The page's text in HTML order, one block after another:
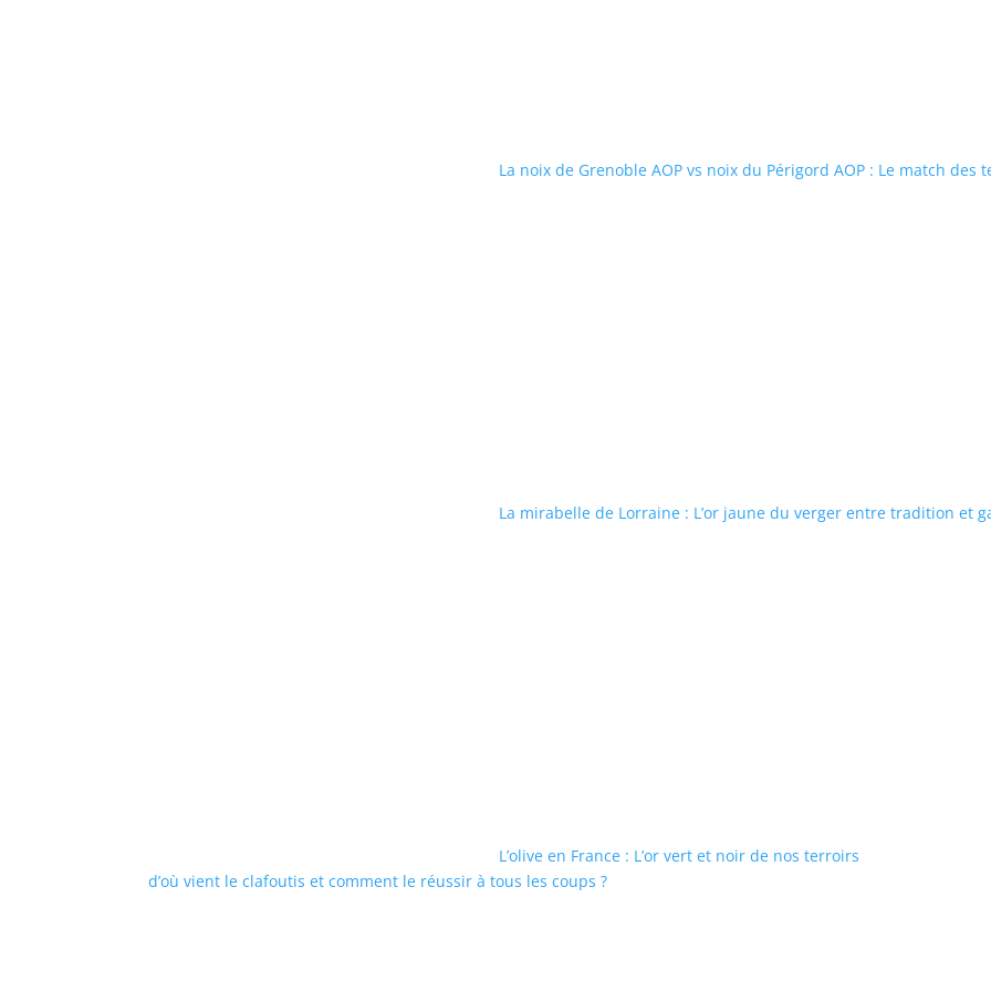
La noix de Grenoble AOP vs noix du Périgord AOP : Le match des
La mirabelle de Lorraine : L’or jaune du verger entre tradition et
L’olive en France : L’or vert et noir de nos terroirs
d’où vient le clafoutis et comment le réussir à tous les coups ?